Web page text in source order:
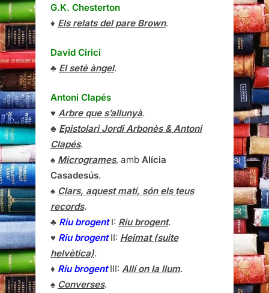
G.K. Chesterton
♦ Els relats del pare Brown.
David Cirici
♣ El setè àngel.
Antoni Clapés
♥ Arbre que s’allunyà.
♣ Epistolari Jordi Arbonès & Antoni
Clapés.
♠ Microgrames, amb Alícia
Casadesús.
♠ Clars, aquest matí, són els teus
records.
♣ Riu brogentI: Riu brogent.
♥ Riu brogentII: Heimat (suite
helvètica).
♦ Riu brogentIII: Allí on la llum.
♠ Converses.